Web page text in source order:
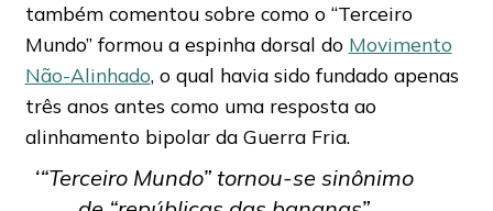
também comentou sobre como o “Terceiro
Mundo” formou a espinha dorsal do Movimento
Não-Alinhado, o qual havia sido fundado apenas
três anos antes como uma resposta ao
alinhamento bipolar da Guerra Fria.
‘“Terceiro Mundo” tornou-se sinônimo